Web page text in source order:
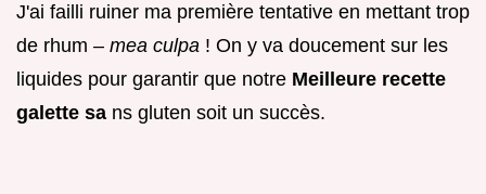
J'ai failli ruiner ma première tentative en mettant trop
de rhum – mea culpa ! On y va doucement sur les
liquides pour garantir que notre Meilleure recette
galette sa ns gluten soit un succès.